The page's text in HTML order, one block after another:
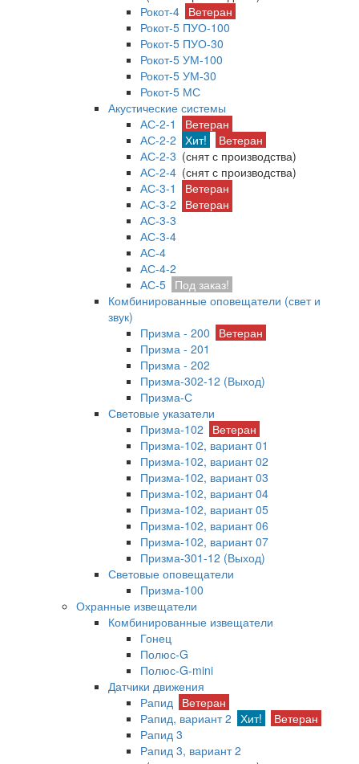
Рокот-4 Ветеран
Рокот-5 ПУО-100
Рокот-5 ПУО-30
Рокот-5 УМ-100
Рокот-5 УМ-30
Рокот-5 МС
Акустические системы
АС-2-1
Ветеран
АС-2-2 Хит!
Ветеран
АС-2-3 (снят с производства)
АС-2-4 (снят с производства)
АС-3-1
Ветеран
АС-3-2
Ветеран
АС-3-3
АС-3-4
АС-4
АС-4-2
АС-5 Под заказ!
Комбинированные оповещатели (свет и
звук)
Призма - 200
Ветеран
Призма - 201
Призма - 202
Призма-302-12 (Выход)
Призма-С
Световые указатели
Призма-102
Ветеран
Призма-102, вариант 01
Призма-102, вариант 02
Призма-102, вариант 03
Призма-102, вариант 04
Призма-102, вариант 05
Призма-102, вариант 06
Призма-102, вариант 07
Призма-301-12 (Выход)
Световые оповещатели
Призма-100
Охранные извещатели
Комбинированные извещатели
Гонец
Полюс-G
Полюс-G-mini
Датчики движения
Рапид Ветеран
Рапид, вариант 2 Хит!
Ветеран
Рапид 3
Рапид 3, вариант 2